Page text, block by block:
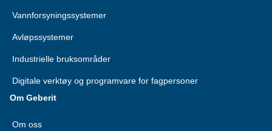
Vannforsyningssystemer
Avløpssystemer
Industrielle bruksområder
Digitale verktøy og programvare for fagpersoner
Om Geberit
Om oss